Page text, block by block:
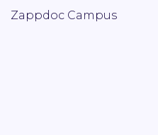
Zappdoc Campus